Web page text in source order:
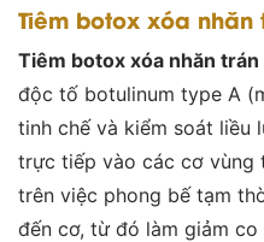
Tiêm botox xóa nhăn
Tiêm botox xóa nhăn trán
độc tố botulinum type A
tinh chế và kiểm soát liều
trực tiếp vào các cơ vùng
trên việc phong bế tạm
đến cơ, từ đó làm giảm